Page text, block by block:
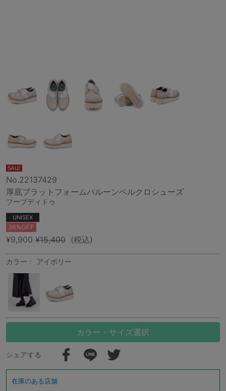
SALE
No.22137429
厚底プラットフォームバルーンベルクロシューズ
フープディドゥ
UNISEX
36%OFF
¥9,900 ¥15,400 (税込)
カラー： アイボリー
カラー・サイズ選択
シェアする
在庫のある店舗